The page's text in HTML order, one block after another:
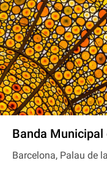
Banda
Barcelona, Palau de